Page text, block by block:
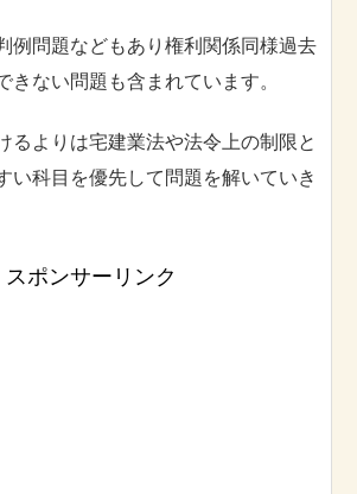
例問題などもあり権利関係同様過去
きない問題も含まれています。
るよりは宅建業法や法令上の制限と
い科目を優先して問題を解いていき
スポンサーリンク